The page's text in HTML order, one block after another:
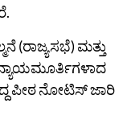
(ರಾಜ್ಯಸಭೆ) ಮತ್ತು
ಪೀಠ ನೋಟಿಸ್‌ ಜಾರಿ